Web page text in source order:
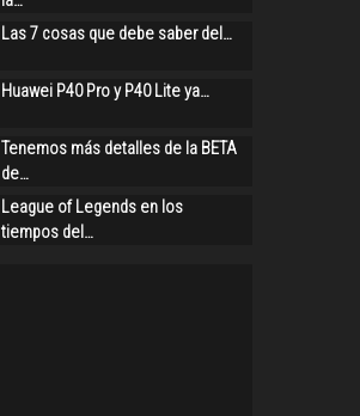
Las 7 cosas que debe saber del…
Huawei P40 Pro y P40 Lite ya…
Tenemos más detalles de la BETA
de…
League of Legends en los
tiempos del…